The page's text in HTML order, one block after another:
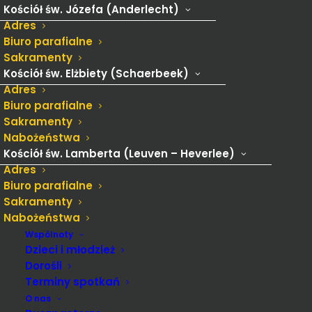
Kościół św. Józefa (Anderlecht)
Adres
Biuro parafialne
Sakramenty
Kościół św. Elżbiety (Schaerbeek)
Adres
Biuro parafialne
Sakramenty
Nabożeństwa
Kościół św. Lamberta (Leuven – Heverlee)
Adres
Biuro parafialne
Sakramenty
Nabożeństwa
Wspólnoty
Dzieci i młodzież
Dorośli
Terminy spotkań
O nas
Środa 10.11.2021 godz. 19.00
Za śp. Eugeniusza Kosakowskiego.
Za śp. Mariolę Organek.
Czwartek 11.11.2021
17.00 – W intencji Ojczyzny.
19.00 – 1. Za śp. tatę Kazimierza Stankiewicza w 1
rocznicę śmierci.
W 18 rocznicę Krzysztofa o zdrowie, Boże
błogosławieństwo i dary Ducha Świętego.